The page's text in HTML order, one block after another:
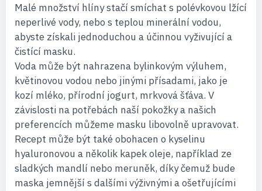
Malé množství hlíny stačí smíchat s polévkovou lžící
neperlivé vody, nebo s teplou minerální vodou,
abyste získali jednoduchou a účinnou vyživující a
čistící masku.
Voda může být nahrazena bylinkovým výluhem,
květinovou vodou nebo jinými přísadami, jako je
kozí mléko, přírodní jogurt, mrkvová šťáva. V
závislosti na potřebách naší pokožky a našich
preferencích můžeme masku libovolně upravovat.
Recept může být také obohacen o kyselinu
hyaluronovou a několik kapek oleje, například ze
sladkých mandlí nebo meruněk, díky čemuž bude
maska ​​jemnější s dalšími výživnými a ošetřujícími